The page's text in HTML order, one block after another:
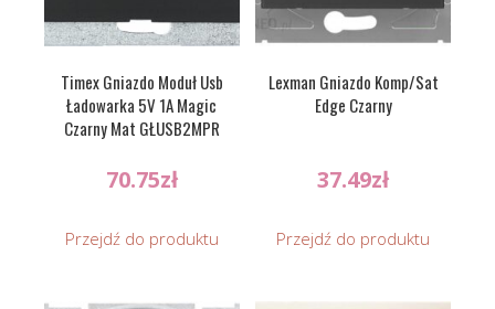
Timex Gniazdo Moduł Usb
Ładowarka 5V 1A Magic
Czarny Mat GŁUSB2MPR
70.75zł
Przejdź do produktu
Lexman Gniazdo Komp/Sat
Edge Czarny
37.49zł
Przejdź do produktu